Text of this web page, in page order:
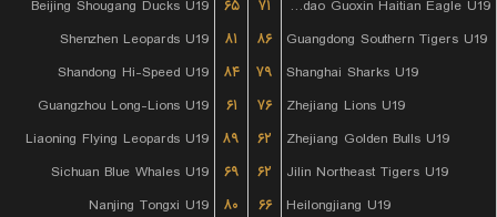
Beijing Shougang Ducks U19
۶۵ ۷۱
Qingdao Guoxin Haitian Eagle U19
Shenzhen Leopards U19
۸۱ ۸۶
Guangdong Southern Tigers U19
Shandong Hi-Speed U19
۸۴ ۷۹
Shanghai Sharks U19
Guangzhou Long-Lions U19
۶۱ ۷۶
Zhejiang Lions U19
Liaoning Flying Leopards U19
۸۹ ۶۲
Zhejiang Golden Bulls U19
Sichuan Blue Whales U19
۶۹ ۶۲
Jilin Northeast Tigers U19
Nanjing Tongxi U19
۸۰ ۶۶
Heilongjiang U19